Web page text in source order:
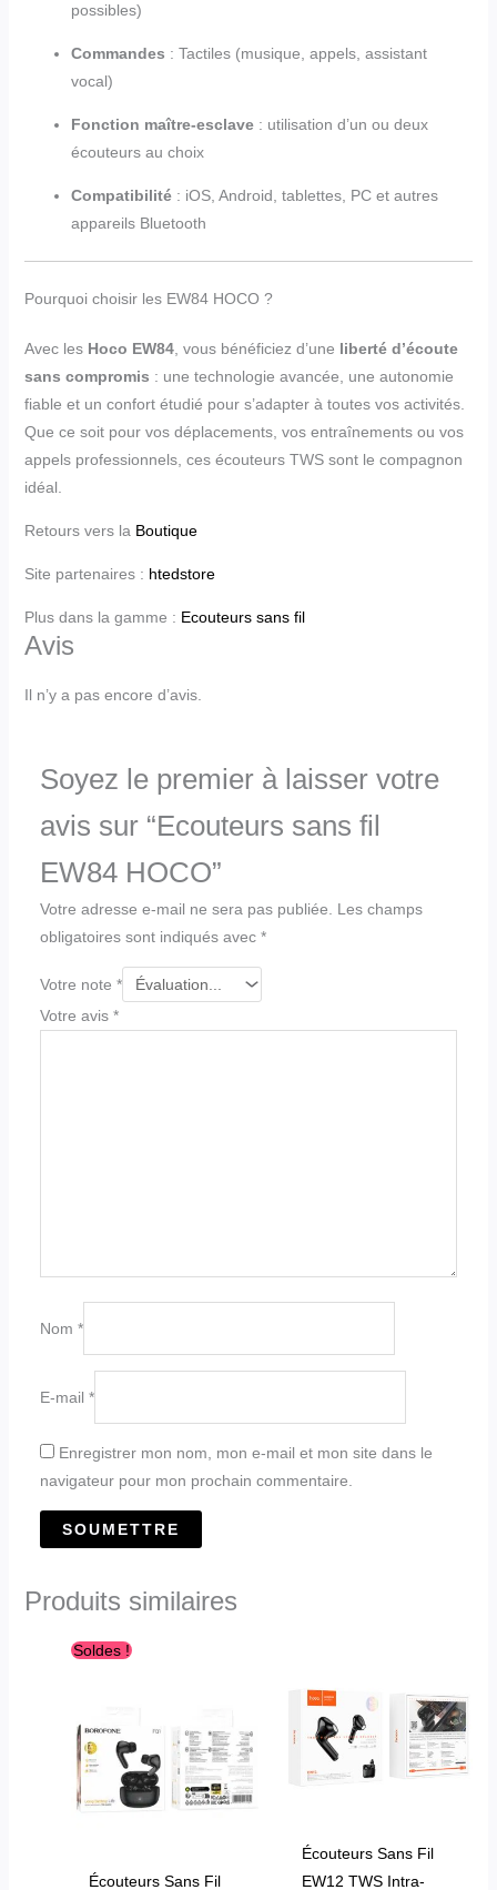
possibles)
Commandes : Tactiles (musique, appels, assistant
vocal)
Fonction maître-esclave: utilisation d’un ou deux
écouteurs au choix
Compatibilité: iOS, Android, tablettes, PC et autres
appareils Bluetooth
Pourquoi choisir les EW84 HOCO ?
Avec les Hoco EW84, vous bénéficiez d’une liberté d’écoute
sans compromis : une technologie avancée, une autonomie
fiable et un confort étudié pour s’adapter à toutes vos activités.
Que ce soit pour vos déplacements, vos entraînements ou vos
appels professionnels, ces écouteurs TWS sont le compagnon
idéal.
Retours vers la Boutique
Site partenaires : htedstore
Plus dans la gamme : Ecouteurs sans fil
Avis
Il n’y a pas encore d’avis.
Soyez le premier à laisser votre
avis sur “Ecouteurs sans fil
EW84 HOCO”
Votre adresse e-mail ne sera pas publiée. Les champs
obligatoires sont indiqués avec *
Votre note *
Votre avis *
Nom *
E-mail *
Enregistrer mon nom, mon e-mail et mon site dans le
navigateur pour mon prochain commentaire.
Produits similaires
Soldes !
Écouteurs Sans Fil
Le
prix
plusieurs
variations.
Les
être
Écouteurs Sans Fil
EW12 TWS Intra-